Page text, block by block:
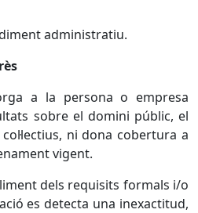
administratiu.
a la persona o empresa
sobre el domini públic, el
ni dona cobertura a
vigent.
dels requisits formals i/o
es detecta una inexactitud,